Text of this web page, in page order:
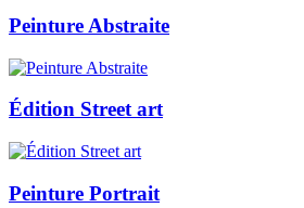
Peinture Abstraite
Édition Street art
Peinture Portrait